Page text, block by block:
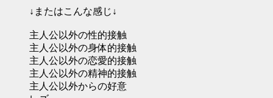
↓またはこんな感じ↓
主人公以外の性的接触
主人公以外の身体的接触
主人公以外の恋愛的接触
主人公以外の精神的接触
主人公以外からの好意